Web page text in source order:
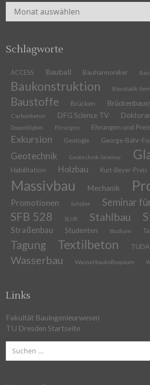
Archiv
Schlagworte
ACCESS Bauball Bauharmoniker
Baukonstruktion Baustatik-
Baustoffe Brücken
Carbonbeton DFG Science TV
Doppeldiplom Ehrungen Ehrungen und
Exkursion Geologie George-Bähr-
Geotechnik Geotechnik-Seminar
Habilitation Holzbau Kurt-Beyer-Preis
Massivbau Mechanik
Promotionen Schüler Seminar
SFB 528 SLUB Stahlbau
Straßenbau Studenten Studium
Tagung Textilbeton
Wasserbau Wasserbaukolloquium
Links
Fakultät Bauingenieurwesen
TU Dresden Startseite
Suchen
nach: